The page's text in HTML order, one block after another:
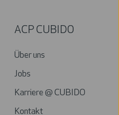
ACP CUBIDO
Über uns
Jobs
Karriere @ CUBIDO
Kontakt